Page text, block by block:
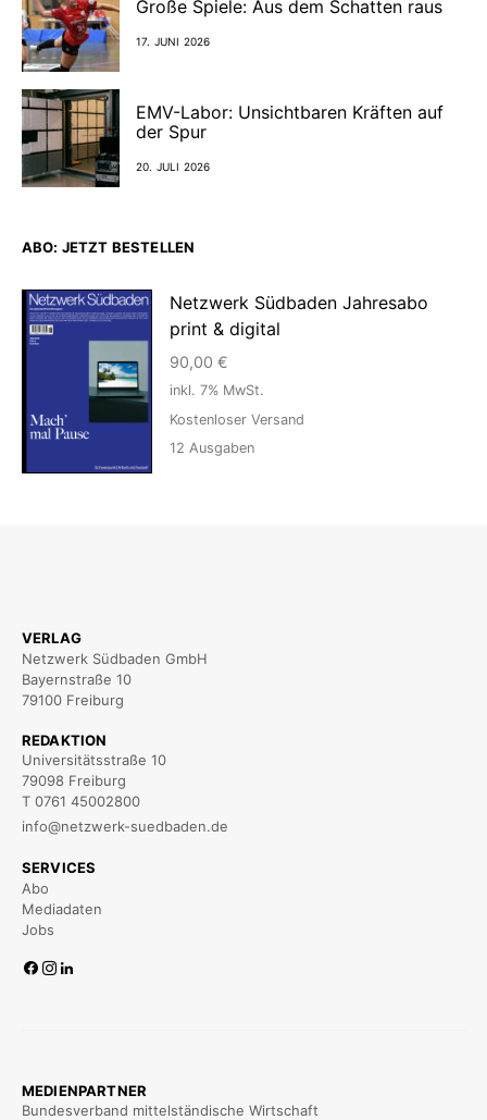
Große Spiele: Aus dem Schatten raus
17. JUNI 2026
EMV-Labor: Unsichtbaren Kräften auf
der Spur
20. JULI 2026
ABO: JETZT BESTELLEN
Netzwerk Südbaden Jahresabo
print & digital
90,00 €
inkl. 7% MwSt.
Kostenloser Versand
12 Ausgaben
VERLAG
Netzwerk Südbaden GmbH
Bayernstraße 10
79100 Freiburg
REDAKTION
Universitätsstraße 10
79098 Freiburg
T 0761 45002800
info@netzwerk-suedbaden.de
SERVICES
Abo
Mediadaten
Jobs
MEDIENPARTNER
Bundesverband mittelständische Wirtschaft